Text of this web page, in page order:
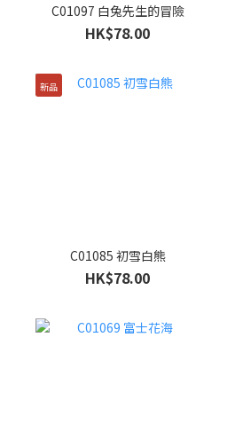
C01097 白兔先生的冒險
HK$78.00
新品
C01085 初雪白熊
HK$78.00